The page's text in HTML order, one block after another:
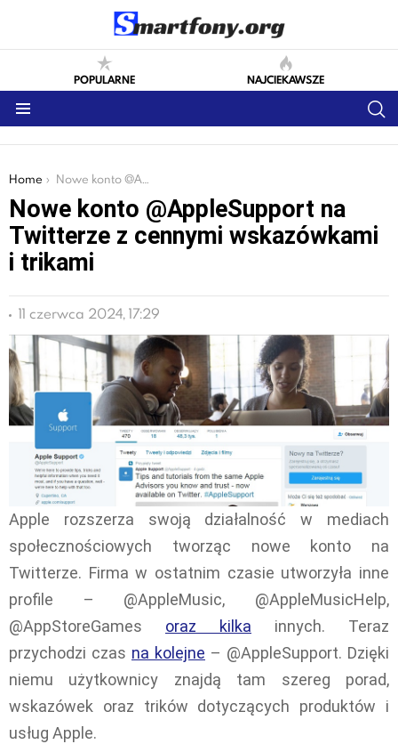
POPULARNE NAJCIEKAWSZE
You are here:
Home Nowe konto @AppleSupport na Twitterze z cennymi wskazówkami i trikami
Nowe konto @AppleSupport na
Twitterze z cennymi wskazówkami
i trikami
11 czerwca 2024, 17:29
Apple rozszerza swoją działalność w mediach
społecznościowych tworząc nowe konto na
Twitterze. Firma w ostatnim czasie utworzyła inne
profile – @AppleMusic, @AppleMusicHelp,
@AppStoreGames oraz kilka innych. Teraz
przychodzi czas na kolejne – @AppleSupport. Dzięki
niemu użytkownicy znajdą tam szereg porad,
wskazówek oraz trików dotyczących produktów i
usług Apple.